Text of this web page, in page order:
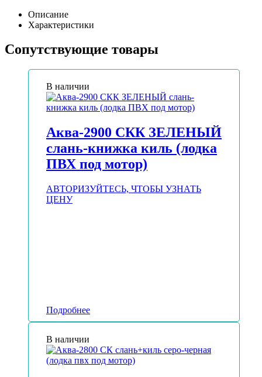
Описание
Характеристики
Сопутствующие товары
В наличии
Аква-2900 СКК ЗЕЛЕНЫЙ
слань-книжка киль (лодка
ПВХ под мотор)
АВТОРИЗУЙТЕСЬ, ЧТОБЫ УЗНАТЬ
ЦЕНУ
Подробнее
В наличии